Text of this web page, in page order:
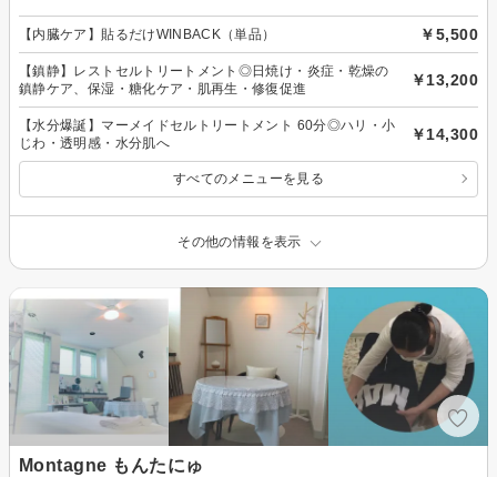
【内臓ケア】貼るだけWINBACK（単品） ￥5,500
【鎮静】レストセルトリートメント◎日焼け・炎症・乾燥の
鎮静ケア、保湿・糖化ケア・肌再生・修復促進
￥13,200
【水分爆誕】マーメイドセルトリートメント 60分◎ハリ・小
じわ・透明感・水分肌へ
￥14,300
すべてのメニューを見る
その他の情報を表示
Montagne もんたにゅ